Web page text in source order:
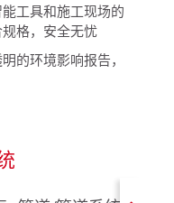
工具和施工现场的
格，安全无忧
的环境影响报告，